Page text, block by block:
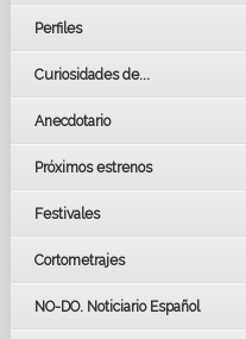
Perfiles
Curiosidades de...
Anecdotario
Próximos estrenos
Festivales
LOS OSCARS
GOYAS
Cortometrajes
NO-DO. Noticiario Español